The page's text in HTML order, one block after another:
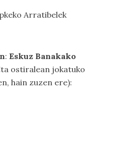
Arratibelek
: Eskuz Banakako
ostiralean jokatuko
hain zuzen ere):